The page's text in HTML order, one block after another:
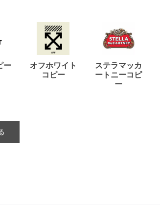
ー
オフホワイト
コピー
ステラマッカ
ートニーコピ
ー